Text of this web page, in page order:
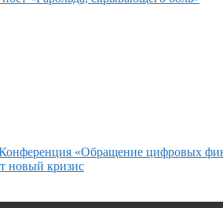
«Обращение цифровых
новый кризис